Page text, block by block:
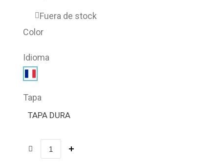
Fuera de stock
Color
Idioma
Tapa
TAPA DURA